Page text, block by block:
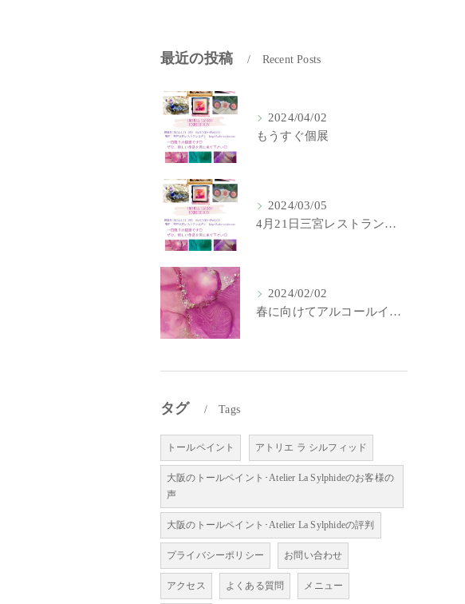
最近の投稿 Recent Posts
2024/04/02
もうすぐ個展
2024/03/05
4月21日三宮レストランロダンにて1日限りの個展します！
2024/02/02
春に向けてアルコールインク作品作りをしています
タグ Tags
トールペイント アトリエ ラ シルフィッド
大阪のトールペイント･Atelier La Sylphideのお客様の
声
大阪のトールペイント･Atelier La Sylphideの評判
プライバシーポリシー お問い合わせ
アクセス よくある質問 メニュー